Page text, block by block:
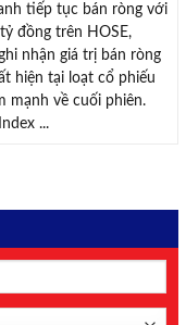
tiếp tục bán ròng với
đồng trên HOSE,
nhận giá trị bán ròng
hiện tại loạt cổ phiếu
mạnh về cuối phiên.
...